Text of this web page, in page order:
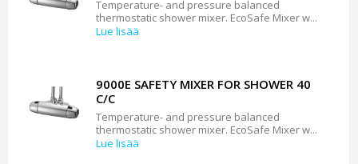
Temperature- and pressure balanced
thermostatic shower mixer. EcoSafe Mixer w...
Lue lisää
9000E SAFETY MIXER FOR SHOWER 40
C/C
Temperature- and pressure balanced
thermostatic shower mixer. EcoSafe Mixer w...
Lue lisää